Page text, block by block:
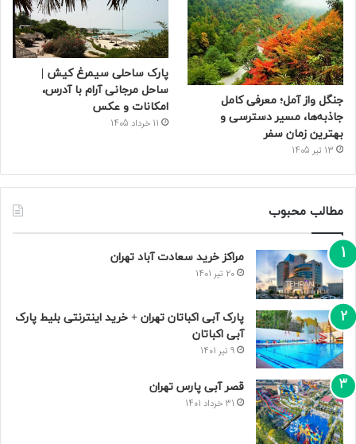
جنگل واز آمل؛ معرفی کامل
جاذبه‌ها، مسیر دسترسی و
بهترین زمان سفر
13 تیر 1405
پارک ساحلی سیمرغ کیش |
ساحل مرجانی آرام با آدرس،
امکانات و عکس
11 خرداد 1405
مطالب محبوب
مراکز خرید سعادت‌ آباد تهران
20 تیر 1401
پارک آبی اکباتان تهران + خرید اینترنتی بلیط پارک
آبی اکباتان
9 تیر 1401
قصر آبی پارس تهران
31 خرداد 1401